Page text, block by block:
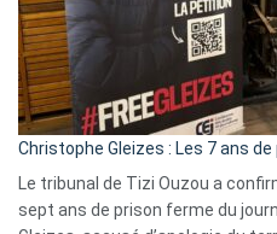
Christophe Gleizes : Les 7 ans
Le tribunal de Tizi Ouzou a
sept ans de prison ferme du